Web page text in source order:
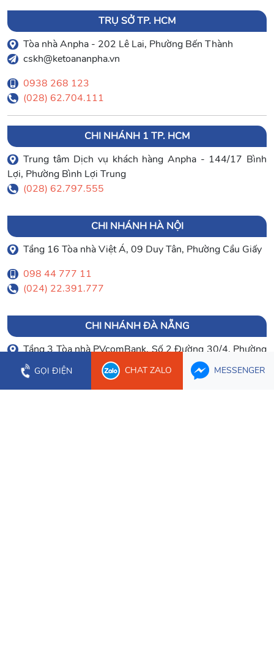
TRỤ SỞ TP. HCM
Tòa nhà Anpha - 202 Lê Lai, Phường Bến Thành
cskh@ketoananpha.vn
0938 268 123
(028) 62.704.111
CHI NHÁNH 1 TP. HCM
Trung tâm Dịch vụ khách hàng Anpha - 144/17 Bình
Lợi, Phường Bình Lợi Trung
(028) 62.797.555
CHI NHÁNH HÀ NỘI
Tầng 16 Tòa nhà Việt Á, 09 Duy Tân, Phường Cầu Giấy
098 44 777 11
(024) 22.391.777
CHI NHÁNH ĐÀ NẴNG
Tầng 3 Tòa nhà PVcomBank, Số 2 Đường 30/4, Phường
Hòa Cường
0903 003 779
GỌI ĐIỆN CHAT ZALO MESSENGER